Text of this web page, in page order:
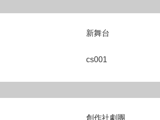
新舞台
cs001
創作社劇團